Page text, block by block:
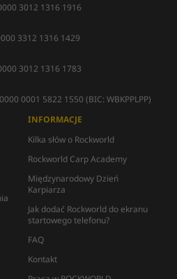
3012 1316 1916
3312 1316 1429
3012 1316 1783
0001 5822 1550 (BIC: WBKPPLPP)
INFORMACJE
Kilka słów o Rockworld
Rockworld Carp Academy
Międzynarodowy Dzień
Karpiarza
Jak dodać Rockworld do ekranu
startowego telefonu?
FAQ
Kontakt